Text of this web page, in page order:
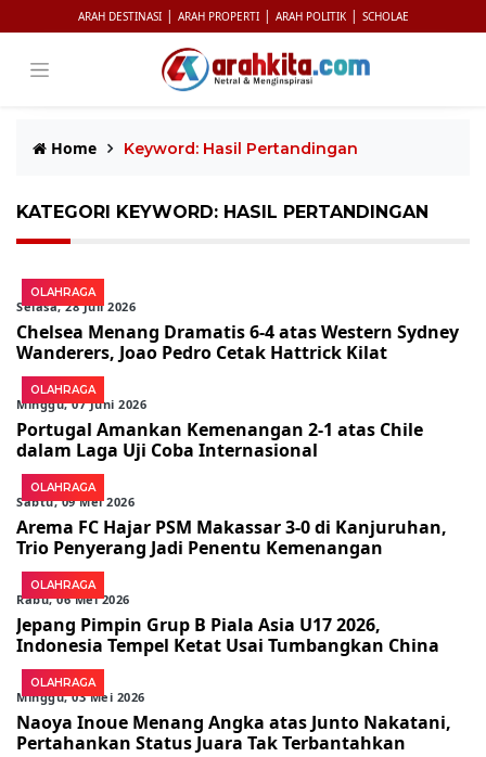
ARAH DESTINASI | ARAH PROPERTI | ARAH POLITIK | SCHOLAE
Home Keyword: Hasil Pertandingan
KATEGORI KEYWORD: HASIL PERTANDINGAN
OLAHRAGA
Selasa, 28 Juli 2026
Chelsea Menang Dramatis 6-4 atas Western Sydney
Wanderers, Joao Pedro Cetak Hattrick Kilat
OLAHRAGA
Minggu, 07 Juni 2026
Portugal Amankan Kemenangan 2-1 atas Chile
dalam Laga Uji Coba Internasional
OLAHRAGA
Sabtu, 09 Mei 2026
Arema FC Hajar PSM Makassar 3-0 di Kanjuruhan,
Trio Penyerang Jadi Penentu Kemenangan
OLAHRAGA
Rabu, 06 Mei 2026
Jepang Pimpin Grup B Piala Asia U17 2026,
Indonesia Tempel Ketat Usai Tumbangkan China
OLAHRAGA
Minggu, 03 Mei 2026
Naoya Inoue Menang Angka atas Junto Nakatani,
Pertahankan Status Juara Tak Terbantahkan